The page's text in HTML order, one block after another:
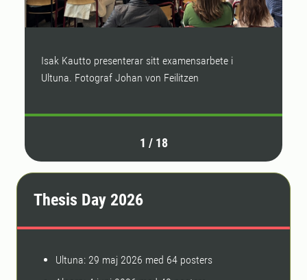
Isak Kautto presenterar sitt examensarbete i
Ultuna. Fotograf Johan von Feilitzen
1 / 18
Thesis Day 2026
Ultuna: 29 maj 2026 med 64 posters